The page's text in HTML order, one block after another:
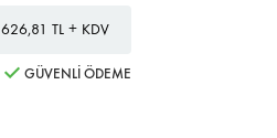
626,81 TL + KDV
GÜVENLİ ÖDEME